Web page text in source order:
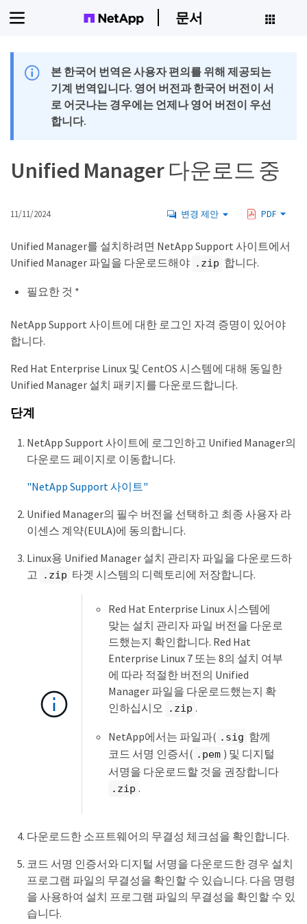
문서
본 한국어 번역은 사용자 편의를 위해 제공되는
기계 번역입니다. 영어 버전과 한국어 버전이 서
로 어긋나는 경우에는 언제나 영어 버전이 우선
합니다.
Unified Manager 다운로드 중
11/11/2024 변경 제안 PDF
Unified Manager를 설치하려면 NetApp Support 사이트에서
Unified Manager 파일을 다운로드해야 .zip 합니다.
필요한 것 *
NetApp Support 사이트에 대한 로그인 자격 증명이 있어야
합니다.
Red Hat Enterprise Linux 및 CentOS 시스템에 대해 동일한
Unified Manager 설치 패키지를 다운로드합니다.
단계
NetApp Support 사이트에 로그인하고 Unified Manager의
다운로드 페이지로 이동합니다.
"NetApp Support 사이트"
Unified Manager의 필수 버전을 선택하고 최종 사용자 라
이센스 계약(EULA)에 동의합니다.
Linux용 Unified Manager 설치 관리자 파일을 다운로드하
고
.zip 타겟 시스템의 디렉토리에 저장합니다.
Red Hat Enterprise Linux 시스템에
맞는 설치 관리자 파일 버전을 다운로
드했는지 확인합니다. Red Hat
Enterprise Linux 7 또는 8의 설치 여부
에 따라 적절한 버전의 Unified
Manager 파일을 다운로드했는지 확
인하십시오
.zip .
NetApp에서는 파일과( .sig 함께
코드 서명 인증서( .pem ) 및 디지털
서명을 다운로드할 것을 권장합니다
.zip .
다운로드한 소프트웨어의 무결성 체크섬을 확인합니다.
코드 서명 인증서와 디지털 서명을 다운로드한 경우 설치
프로그램 파일의 무결성을 확인할 수 있습니다. 다음 명령
을 사용하여 설치 프로그램 파일의 무결성을 확인할 수 있
습니다.